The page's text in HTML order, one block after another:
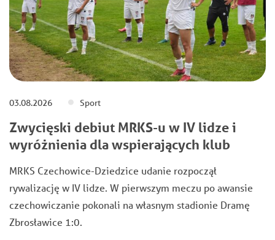
03.08.2026 Sport
Zwycięski debiut MRKS-u w IV lidze i
wyróżnienia dla wspierających klub
MRKS Czechowice-Dziedzice udanie rozpoczął
rywalizację w IV lidze. W pierwszym meczu po awansie
czechowiczanie pokonali na własnym stadionie Dramę
Zbrosławice 1:0.